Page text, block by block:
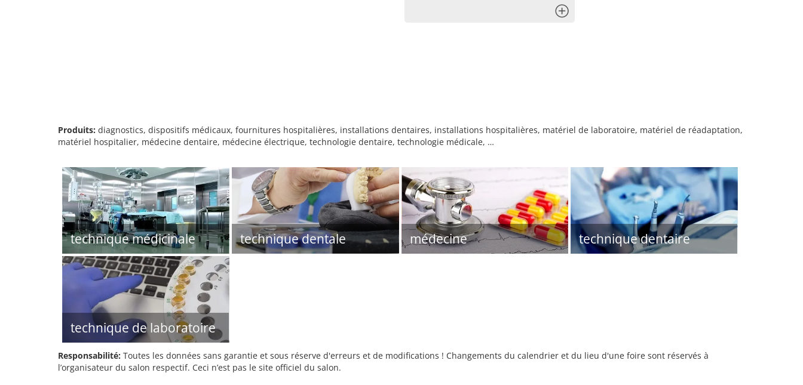
Produits: diagnostics, dispositifs médicaux, fournitures hospitalières, installations dentaires, installations hospitalières, matériel de laboratoire, matériel de réadaptation,
matériel hospitalier, médecine dentaire, médecine électrique, technologie dentaire, technologie médicale, …
technique médicinale technique dentale médecine technique dentaire
technique de laboratoire
Responsabilité: Toutes les données sans garantie et sous réserve d'erreurs et de modifications ! Changements du calendrier et du lieu d'une foire sont réservés à
l’organisateur du salon respectif. Ceci n’est pas le site officiel du salon.